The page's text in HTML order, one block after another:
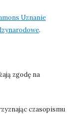
Uznanie
.
zgodę na
czasopismu